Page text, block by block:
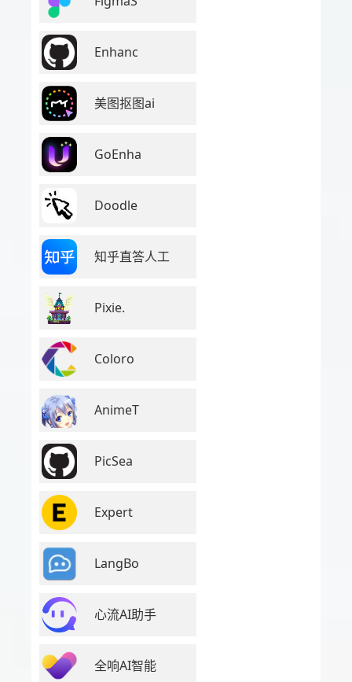
Enhanc
美图抠图ai
GoEnha
Doodle
知乎直答人工
Pixie.
Coloro
AnimeT
PicSea
Expert
LangBo
心流AI助手
全响AI智能